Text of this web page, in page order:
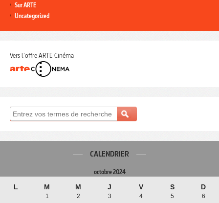
Sur ARTE
Uncategorized
Vers l'offre ARTE Cinéma
CALENDRIER
octobre 2024
L M M J V S D
1 2 3 4 5
6